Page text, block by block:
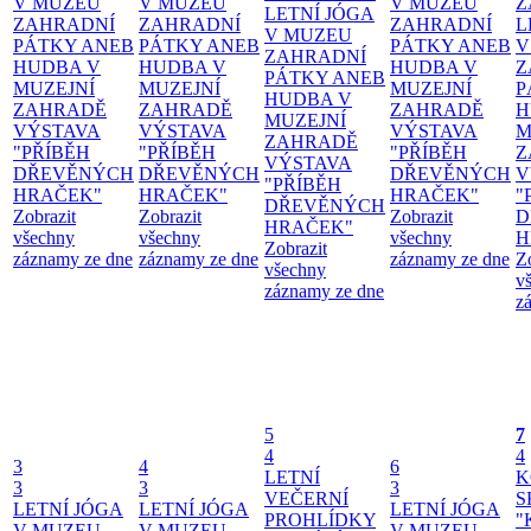
ZAHRADNÍ
PÁTKY ANEB
HUDBA V
MUZEJNÍ
ZAHRADĚ
VÝSTAVA
"PŘÍBĚH
DŘEVĚNÝCH
HRAČEK"
Zobrazit
všechny
záznamy ze dne
ZAHRADNÍ
PÁTKY ANEB
HUDBA V
MUZEJNÍ
ZAHRADĚ
VÝSTAVA
"PŘÍBĚH
DŘEVĚNÝCH
HRAČEK"
Zobrazit
všechny
záznamy ze dne
LETNÍ JÓGA
V MUZEU
ZAHRADNÍ
PÁTKY ANEB
HUDBA V
MUZEJNÍ
ZAHRADĚ
VÝSTAVA
"PŘÍBĚH
DŘEVĚNÝCH
HRAČEK"
Zobrazit
všechny
záznamy ze dne
ZAHRADNÍ
PÁTKY ANEB
HUDBA V
MUZEJNÍ
ZAHRADĚ
VÝSTAVA
"PŘÍBĚH
DŘEVĚNÝCH
HRAČEK"
Zobrazit
všechny
záznamy ze dne
3
3
LETNÍ JÓGA
4
3
LETNÍ JÓGA
5
4
LETNÍ
VEČERNÍ
PROHLÍDKY
6
3
LETNÍ JÓGA
7
4